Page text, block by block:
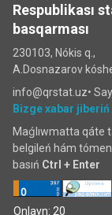
Respublikası
basqarması
230103, Nókis q.,
A.Dosnazarov
info@qrstat.uz•
Bizge xabar jiberiń
Maǵlıwmatta qáte
belgileń hám
basıń Ctrl + Enter
Onlayn: 20